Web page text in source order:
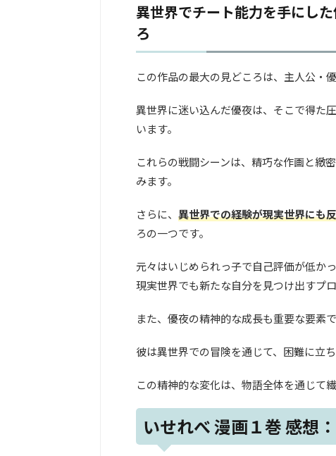
異世界でチート能力を手にし
ろ
この作品の最大の見どころは、主人公・
異世界に迷い込んだ優夜は、そこで得た
います。
これらの戦闘シーンは、精巧な作画と緻
みます。
さらに、 異世界での経験が現実世界にも
ろの一つです。
元々はいじめられっ子で自己評価が低か
現実世界でも新たな自分を見つけ出すプ
また、優夜の精神的な成長も重要な要素で
彼は異世界での冒険を通じて、困難に立
この精神的な変化は、物語全体を通じて
いせれべ 漫画１巻 感想